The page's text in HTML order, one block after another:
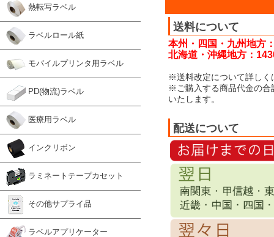
熱転写ラベル
ラベルロール紙
モバイルプリンタ用ラベル
PD(物流)ラベル
医療用ラベル
インクリボン
ラミネートテープカセット
その他サプライ品
ラベルアプリケーター
送料について
本州・四国・九州地方
北海道・沖縄地方：
※送料改定について詳しく
※ご購入する商品代金の合
いたします。
配送について